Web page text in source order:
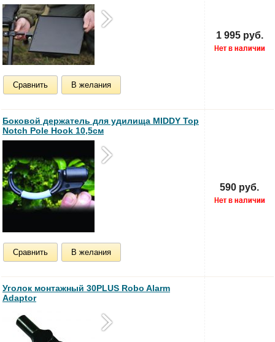
Сравнить В желания
1 995 руб.
Боковой держатель для удилища MIDDY Top
Notch Pole Hook 10,5см
Сравнить В желания
590 руб.
Уголок монтажный 30PLUS Robo Alarm
Adaptor